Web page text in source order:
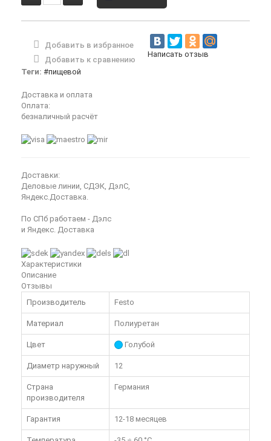
Добавить в избранное
Добавить к сравнению
Написать отзыв
Теги: #пищевой
Доставка и оплата
Оплата:
безналичный расчёт
Доставки:
Деловые линии, СДЭК, ДэлС,
Яндекс.Доставка.
По СПб работаем - Дэлс
и Яндекс. Доставка
Характеристики
Описание
Отзывы
Производитель
Festo
Материал Полиуретан
Цвет Голубой
Диаметр наружный 12
Страна
производителя
Германия
Гарантия 12-18 месяцев